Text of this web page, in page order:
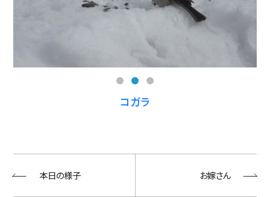
コガラ
本日の様子 お嫁さん